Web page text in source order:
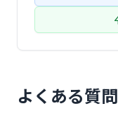
よくある質問